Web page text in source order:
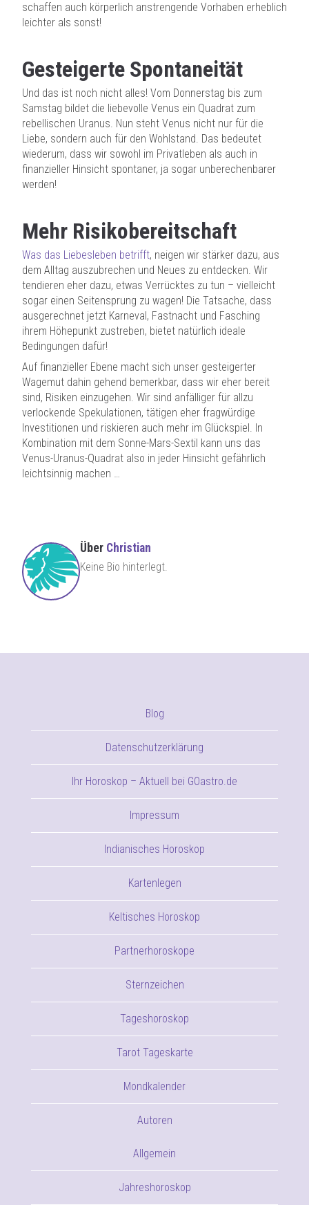
schaffen auch körperlich anstrengende Vorhaben erheblich
leichter als sonst!
Gesteigerte Spontaneität
Und das ist noch nicht alles! Vom Donnerstag bis zum
Samstag bildet die liebevolle Venus ein Quadrat zum
rebellischen Uranus. Nun steht Venus nicht nur für die
Liebe, sondern auch für den Wohlstand. Das bedeutet
wiederum, dass wir sowohl im Privatleben als auch in
finanzieller Hinsicht spontaner, ja sogar unberechenbarer
werden!
Mehr Risikobereitschaft
Was das Liebesleben betrifft, neigen wir stärker dazu, aus
dem Alltag auszubrechen und Neues zu entdecken. Wir
tendieren eher dazu, etwas Verrücktes zu tun – vielleicht
sogar einen Seitensprung zu wagen! Die Tatsache, dass
ausgerechnet jetzt Karneval, Fastnacht und Fasching
ihrem Höhepunkt zustreben, bietet natürlich ideale
Bedingungen dafür!
Auf finanzieller Ebene macht sich unser gesteigerter
Wagemut dahin gehend bemerkbar, dass wir eher bereit
sind, Risiken einzugehen. Wir sind anfälliger für allzu
verlockende Spekulationen, tätigen eher fragwürdige
Investitionen und riskieren auch mehr im Glückspiel. In
Kombination mit dem Sonne-Mars-Sextil kann uns das
Venus-Uranus-Quadrat also in jeder Hinsicht gefährlich
leichtsinnig machen …
Über Christian
Keine Bio hinterlegt.
Blog
Datenschutzerklärung
Ihr Horoskop – Aktuell bei GOastro.de
Impressum
Indianisches Horoskop
Kartenlegen
Keltisches Horoskop
Partnerhoroskope
Sternzeichen
Tageshoroskop
Tarot Tageskarte
Mondkalender
Autoren
Allgemein
Jahreshoroskop